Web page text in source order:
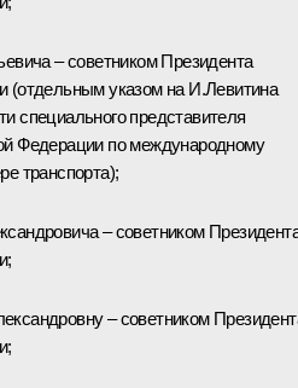
– советником Президента
(отдельным указом на И.Левитина
специального представителя
Федерации по международному
транспорта);
– советником
– советником